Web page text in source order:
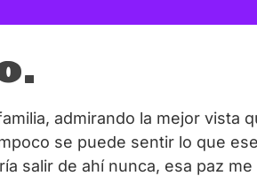
admirando la mejor vista
se puede sentir lo que
salir de ahí nunca, esa paz